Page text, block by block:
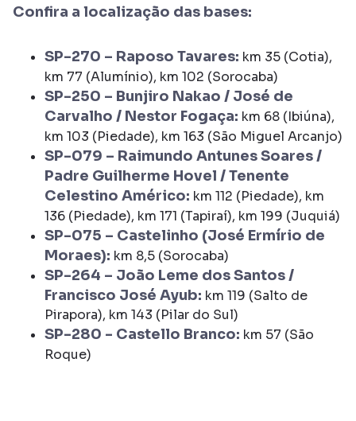
Confira a localização das bases:
SP-270 – Raposo Tavares: km 35 (Cotia),
km 77 (Alumínio), km 102 (Sorocaba)
SP-250 – Bunjiro Nakao / José de
Carvalho / Nestor Fogaça: km 68 (Ibiúna),
km 103 (Piedade), km 163 (São Miguel Arcanjo)
SP-079 – Raimundo Antunes Soares /
Padre Guilherme Hovel / Tenente
Celestino Américo: km 112 (Piedade), km
136 (Piedade), km 171 (Tapiraí), km 199 (Juquiá)
SP-075 – Castelinho (José Ermírio de
Moraes): km 8,5 (Sorocaba)
SP-264 – João Leme dos Santos /
Francisco José Ayub: km 119 (Salto de
Pirapora), km 143 (Pilar do Sul)
SP-280 - Castello Branco: km 57 (São
Roque)